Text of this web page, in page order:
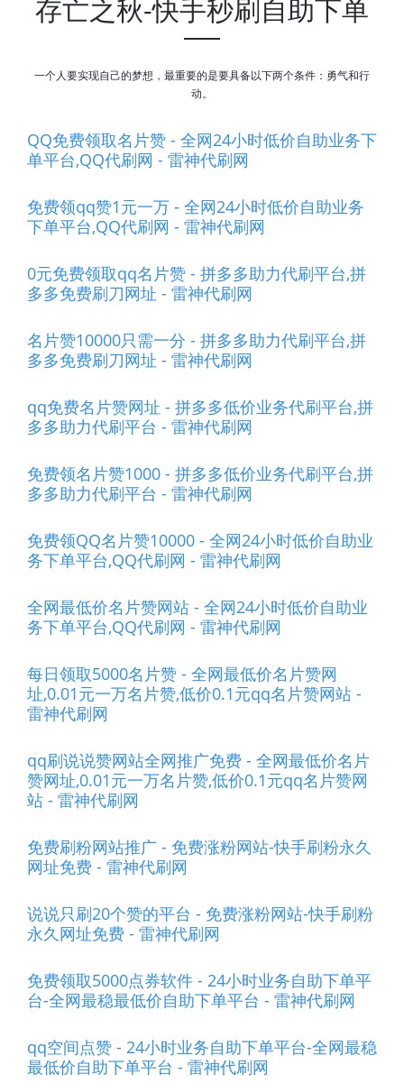
存亡之秋-快手秒刷自助下单
一个人要实现自己的梦想，最重要的是要具备以下两个条件：勇气和行
动。
QQ免费领取名片赞 - 全网24小时低价自助业务下
单平台,QQ代刷网 - 雷神代刷网
免费领qq赞1元一万 - 全网24小时低价自助业务
下单平台,QQ代刷网 - 雷神代刷网
0元免费领取qq名片赞 - 拼多多助力代刷平台,拼
多多免费刷刀网址 - 雷神代刷网
名片赞10000只需一分 - 拼多多助力代刷平台,拼
多多免费刷刀网址 - 雷神代刷网
qq免费名片赞网址 - 拼多多低价业务代刷平台,拼
多多助力代刷平台 - 雷神代刷网
免费领名片赞1000 - 拼多多低价业务代刷平台,拼
多多助力代刷平台 - 雷神代刷网
免费领QQ名片赞10000 - 全网24小时低价自助业
务下单平台,QQ代刷网 - 雷神代刷网
全网最低价名片赞网站 - 全网24小时低价自助业
务下单平台,QQ代刷网 - 雷神代刷网
每日领取5000名片赞 - 全网最低价名片赞网
址,0.01元一万名片赞,低价0.1元qq名片赞网站 -
雷神代刷网
qq刷说说赞网站全网推广免费 - 全网最低价名片
赞网址,0.01元一万名片赞,低价0.1元qq名片赞网
站 - 雷神代刷网
免费刷粉网站推广 - 免费涨粉网站-快手刷粉永久
网址免费 - 雷神代刷网
说说只刷20个赞的平台 - 免费涨粉网站-快手刷粉
永久网址免费 - 雷神代刷网
免费领取5000点券软件 - 24小时业务自助下单平
台-全网最稳最低价自助下单平台 - 雷神代刷网
qq空间点赞 - 24小时业务自助下单平台-全网最稳
最低价自助下单平台 - 雷神代刷网